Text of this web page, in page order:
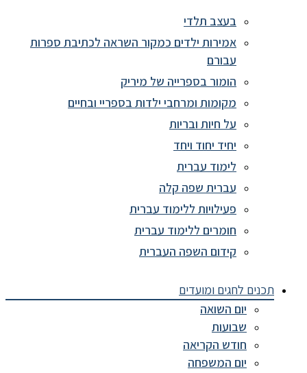
בעצב תלדי
אמירות ילדים כמקור השראה לכתיבת ספרות
עבורם
הומור בספרייה של מיריק
מקומות ומרחבי ילדות בספריי ובחיים
על חיות ובריות
יחיד יחוד ויחד
לימוד עברית
עברית שפה קלה
פעילויות ללימוד עברית
חומרים ללימוד עברית
קידום השפה העברית
תכנים לחגים ומועדים
יום השואה
שבועות
חודש הקריאה
יום המשפחה